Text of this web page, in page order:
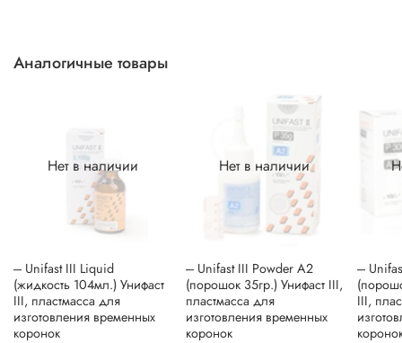
Аналогичные товары
Нет в наличии
--- Unifast III Liquid
(жидкость 104мл.) Унифаст
III, пластмасса для
изготовления временных
коронок
Нет в наличии
--- Unifast III Powder A2
(порошок 35гр.) Унифаст III,
пластмасса для
изготовления временных
коронок
---
III,